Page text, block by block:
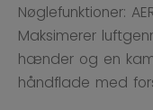
Nøglefunktioner:
Maksimerer
hænder og en
håndflade med